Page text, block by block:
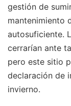
gestión de
mantenimiento
autosuficiente.
cerrarían ante
pero este sitio
declaración de
invierno.